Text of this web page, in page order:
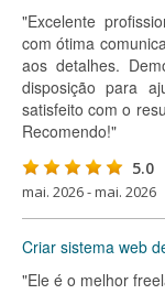
"Excelente
com ótima
aos detalhes.
disposição para
satisfeito com o
Recomendo!"
5.0
mai. 2026 - mai. 2026
Criar sistema web
"Ele é o melhor